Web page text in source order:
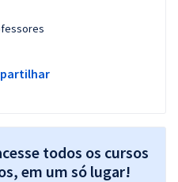
todos os cursos
em um só lugar!